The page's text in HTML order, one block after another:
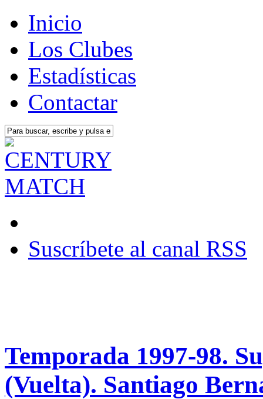
Inicio
Los Clubes
Estadísticas
Contactar
Suscríbete al canal RSS
Temporada 1997-98.
(Vuelta). Santiago